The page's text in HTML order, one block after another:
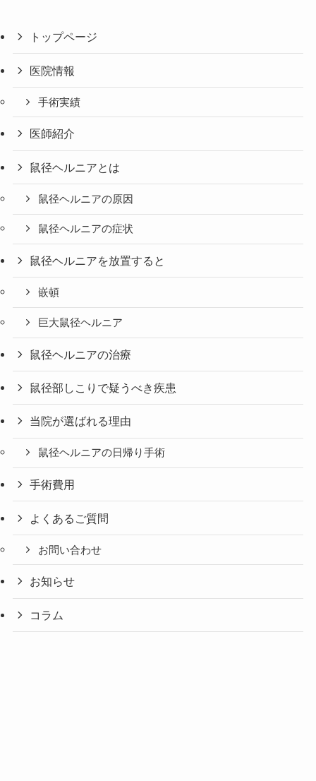
トップページ
医院情報
手術実績
医師紹介
鼠径ヘルニアとは
鼠径ヘルニアの原因
鼠径ヘルニアの症状
鼠径ヘルニアを放置すると
嵌頓
巨大鼠径ヘルニア
鼠径ヘルニアの治療
鼠径部しこりで疑うべき疾患
当院が選ばれる理由
鼠径ヘルニアの日帰り手術
手術費用
よくあるご質問
お問い合わせ
お知らせ
コラム